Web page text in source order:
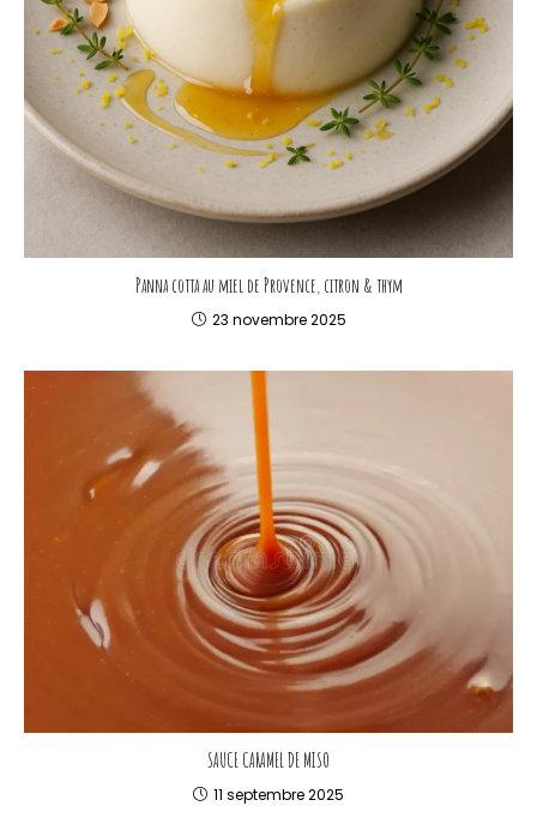
Panna cotta au miel de Provence, citron & thym
23 novembre 2025
SAUCE CARAMEL DE MISO
11 septembre 2025